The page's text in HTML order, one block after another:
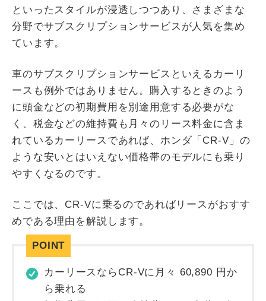
といったスタイルが浸透しつつあり、さまざまな
分野でサブスクリプションサービスが人気を集め
ています。
車のサブスクリプションサービスといえるカーリ
ースも例外ではありません。購入するときのよう
に頭金などの初期費用を別途用意する必要がな
く、税金などの維持費も月々のリース料金に含ま
れているカーリースであれば、ホンダ「CR-V」の
ような安いとはいえない価格帯のモデルにも乗り
やすくなるのです。
ここでは、CR-Vに乗るのであればリースがおすす
めである理由を解説します。
カーリースならCR-Vに月々 60,890 円か
ら乗れる